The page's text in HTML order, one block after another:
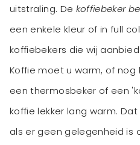
uitstraling. De koffiebeker
een enkele kleur of in full
koffiebekers die wij
Koffie moet u warm, of
een thermosbeker of een
koffie lekker lang warm.
als er geen gelegenheid is